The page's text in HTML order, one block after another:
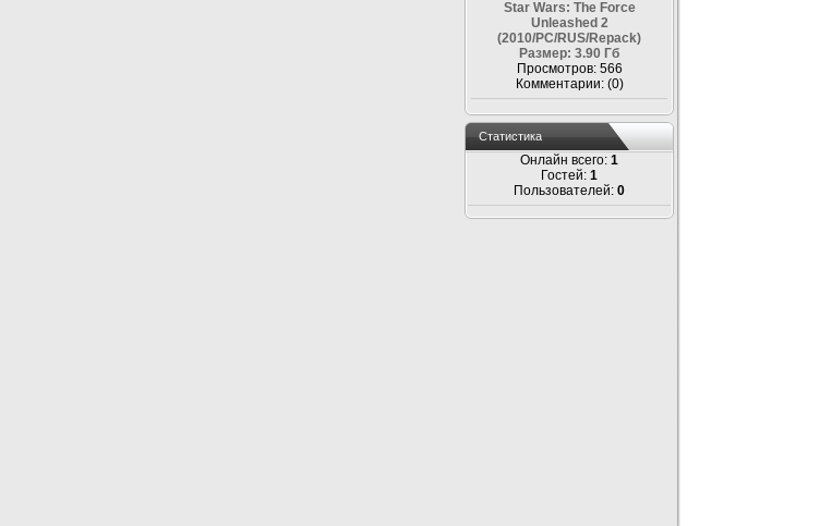
Star Wars: The Force
Unleashed 2
(2010/PC/RUS/Repack)
Размер: 3.90 Гб
Просмотров: 566
Комментарии: (0)
Статистика
Онлайн всего: 1
Гостей: 1
Пользователей: 0